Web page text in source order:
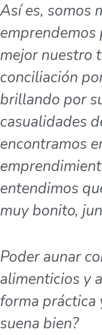
Así es, somos
mejor nuestro
conciliación
brillando por
casualidades
encontramos
entendimos
muy bonito,
Poder aunar
alimenticios y
forma
suena bien?